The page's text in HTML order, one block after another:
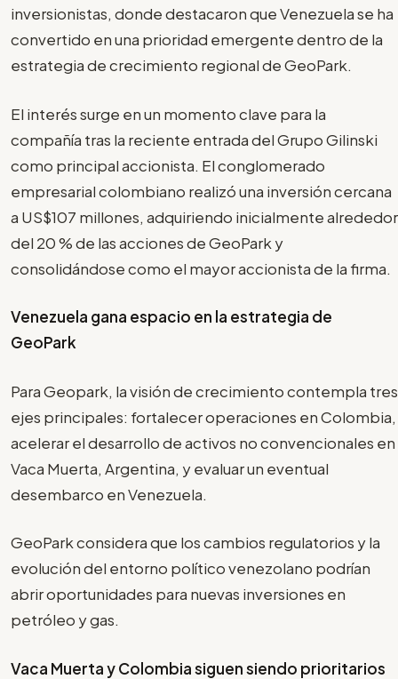
inversionistas, donde destacaron que Venezuela se ha
convertido en una prioridad emergente dentro de la
estrategia de crecimiento regional de GeoPark.
El interés surge en un momento clave para la
compañía tras la reciente entrada del Grupo Gilinski
como principal accionista. El conglomerado
empresarial colombiano realizó una inversión cercana
a US$107 millones, adquiriendo inicialmente alrededor
del 20 % de las acciones de GeoPark y
consolidándose como el mayor accionista de la firma.
Venezuela gana espacio en la estrategia de
GeoPark
Para Geopark, la visión de crecimiento contempla tres
ejes principales: fortalecer operaciones en Colombia,
acelerar el desarrollo de activos no convencionales en
Vaca Muerta, Argentina, y evaluar un eventual
desembarco en Venezuela.
GeoPark considera que los cambios regulatorios y la
evolución del entorno político venezolano podrían
abrir oportunidades para nuevas inversiones en
petróleo y gas.
Vaca Muerta y Colombia siguen siendo prioritarios